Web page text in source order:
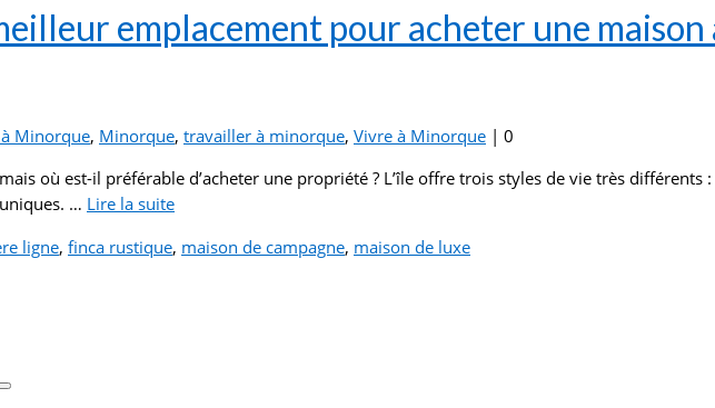
emplacement pour acheter une
Minorque, Minorque, travailler à minorque, Vivre à Minorque | 0
où est-il préférable d’acheter une propriété ? L’île offre trois styles de vie très différents
… Lire la suite­­
ligne, finca rustique, maison de campagne, maison de luxe